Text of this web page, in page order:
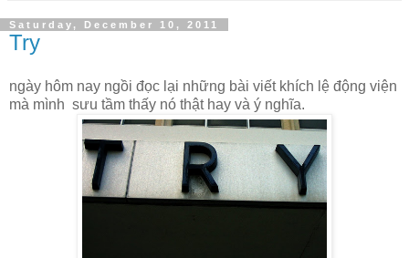
Saturday, December 10, 2011
Try
ngày hôm nay ngồi đọc lại những bài viết khích lệ động viện
mà mình sưu tầm thấy nó thật hay và ý nghĩa.